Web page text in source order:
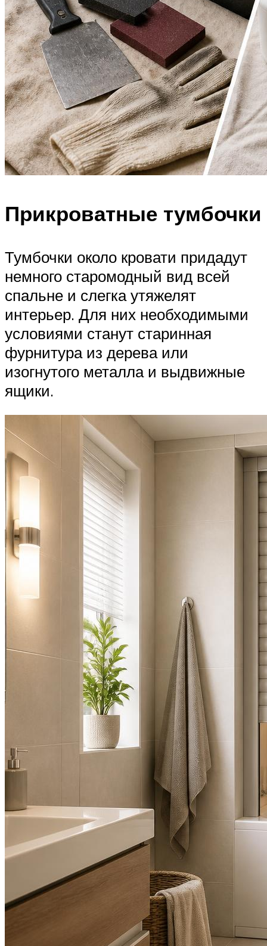
Прикроватные тумбочки
Тумбочки около кровати придадут
немного старомодный вид всей
спальне и слегка утяжелят
интерьер. Для них необходимыми
условиями станут старинная
фурнитура из дерева или
изогнутого металла и выдвижные
ящики.